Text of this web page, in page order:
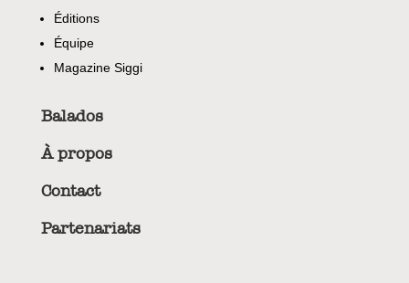
Éditions
Équipe
Magazine Siggi
Balados
À propos
Contact
Partenariats